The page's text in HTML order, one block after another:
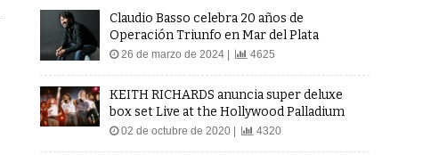
Claudio Basso celebra 20 años de
Operación Triunfo en Mar del Plata
26 de marzo de 2024 | 4625
KEITH RICHARDS anuncia super deluxe
box set Live at the Hollywood Palladium
02 de octubre de 2020 | 4320